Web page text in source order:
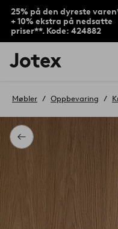
25% på den dyreste
+ 10% ekstra på nedsatte
priser**. Kode: 424882
Jotex’
logo
til
Tilbake
Møbler Oppbevaring